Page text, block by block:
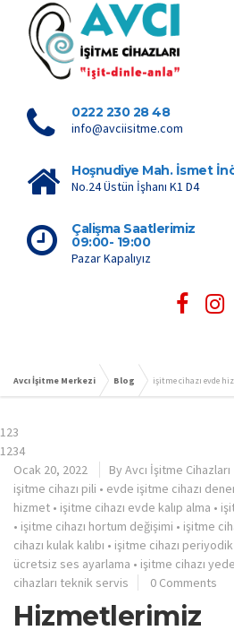
0222 230 28 48
info@avciisitme.com
Hoşnudiye Mah. İsmet
No.24 Üstün İşhanı K1 D4
Çalişma Saatlerimiz
09:00- 19:00
Pazar Kapalıyız
Avcı İşitme Merkezi Blog işitme cihazı evde
123
1234
Ocak 20, 2022
By Avcı İşitme Cihazları
işitme cihazı pili • evde işitme cihazı
hizmet • işitme cihazı evde kalıp alma •
• işitme cihazı hortum değişimi • işitme
cihazı kulak kalıbı • işitme cihazı periyodik
ücretsiz ses ayarlama • işitme cihazı
cihazları teknik servis
0 Comments
Hizmetlerimiz